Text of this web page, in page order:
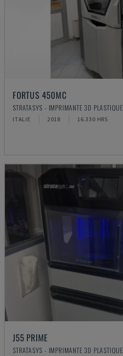
FORTUS 450MC
STRATASYS - IMPRIMANTE 3D PLASTIQUE
ITALIE 2018 16.330 HRS
J55 PRIME
STRATASYS - IMPRIMANTE 3D PLASTIQUE